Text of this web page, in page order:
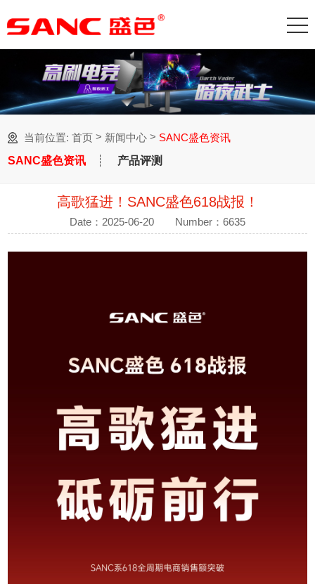
当前位置: 首页 > 新闻中心 > SANC盛色资讯
SANC盛色资讯
产品评测
高歌猛进！SANC盛色618战报！
Date：2025-06-20 Number：6635